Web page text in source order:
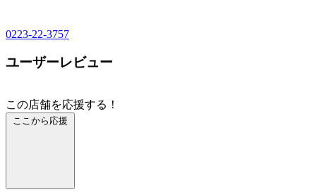
0223-22-3757
ユーザーレビュー
この店舗を応援する！
ここから応援